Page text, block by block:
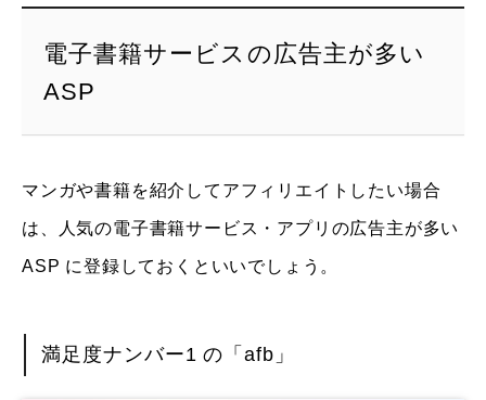
電子書籍サービスの広告主が多い
ASP
マンガや書籍を紹介してアフィリエイトしたい場合
は、人気の電子書籍サービス・アプリの広告主が多い
ASP に登録しておくといいでしょう。
満足度ナンバー1 の「afb」